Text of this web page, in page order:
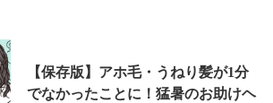
【保存版】アホ毛・うねり髪が1分
でなかったことに！猛暑のお助けヘ